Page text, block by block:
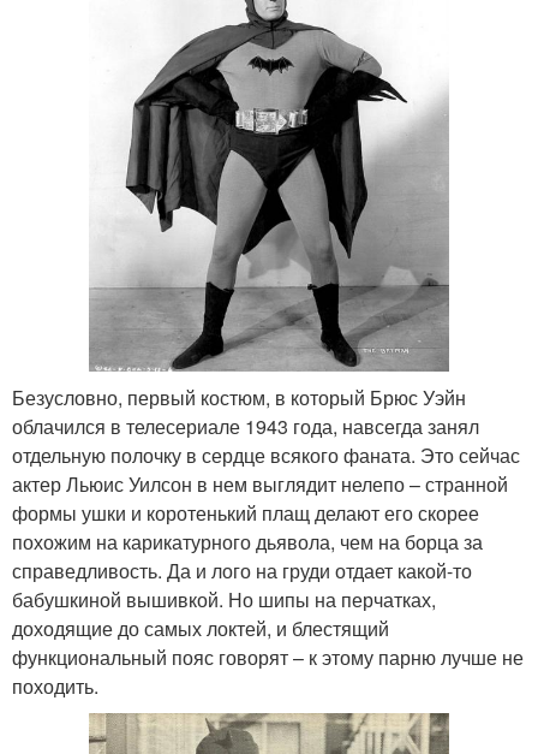
Безусловно, первый костюм, в который Брюс Уэйн
облачился в телесериале 1943 года, навсегда занял
отдельную полочку в сердце всякого фаната. Это сейчас
актер Льюис Уилсон в нем выглядит нелепо – странной
формы ушки и коротенький плащ делают его скорее
похожим на карикатурного дьявола, чем на борца за
справедливость. Да и лого на груди отдает какой-то
бабушкиной вышивкой. Но шипы на перчатках,
доходящие до самых локтей, и блестящий
функциональный пояс говорят – к этому парню лучше не
походить.